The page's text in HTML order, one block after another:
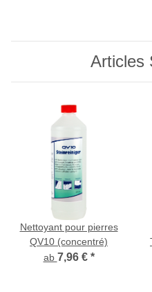
Articles
Nettoyant pour pierres
QV10 (concentré)
ab 7,96 € *